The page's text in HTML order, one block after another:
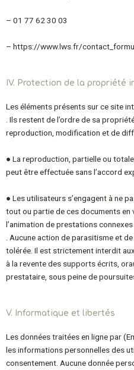
– 01 77 62 30 03
– https://www.lws.fr/
IV. Protection de la propriété
Les éléments présents sur ce site
. Ils restent del’ordre de sa
reproduction, modification et de
● La reproduction, partielle ou
peut être effectuée sans l’accord
● Les utilisateurs s’engagent à ne
tout ou partie de cesdocuments en
l’animation de prestations
. Aucune action de parasitisme et
tolérée. Il est strictement interdit
à la revente des supports écrits,
prestataire, sous peine de
V. Informatique et libertés
Les données traitées en ligne par
les informations personnelles des
consentement. Aucune donnée